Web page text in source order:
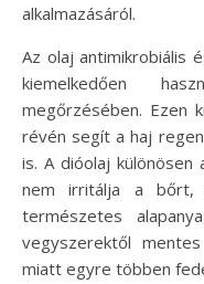
alkalmazásáról.
Az olaj antimikrobiális
kiemelkedően
megőrzésében. Ezen
révén segít a haj
is. A dióolaj különösen
nem irritálja a bőrt,
természetes
vegyszerektől
miatt egyre többen